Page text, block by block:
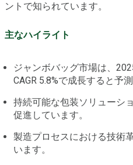
ントで知られています。
主なハイライト
ジャンボバッグ市場は、
CAGR 5.8%で成長すると予
持続可能な包装ソリューシ
促進しています。
製造プロセスにおける技術
います。